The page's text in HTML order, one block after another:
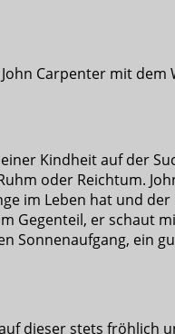
Carpenter mit
Kindheit auf der
oder Reichtum.
im Leben hat und
Gegenteil, er schaut
Sonnenaufgang, ein
dieser stets fröhlich